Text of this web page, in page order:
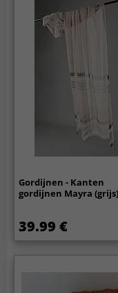
Gordijnen - Kanten
gordijnen Mayra (grijs)
39.99 €